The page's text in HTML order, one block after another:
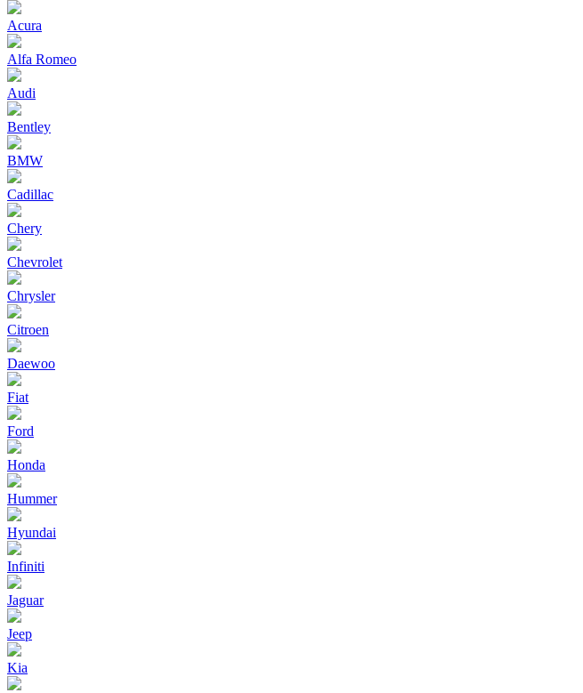
Acura
Alfa Romeo
Audi
Bentley
BMW
Cadillac
Chery
Chevrolet
Chrysler
Citroen
Daewoo
Fiat
Ford
Honda
Hummer
Hyundai
Infiniti
Jaguar
Jeep
Kia